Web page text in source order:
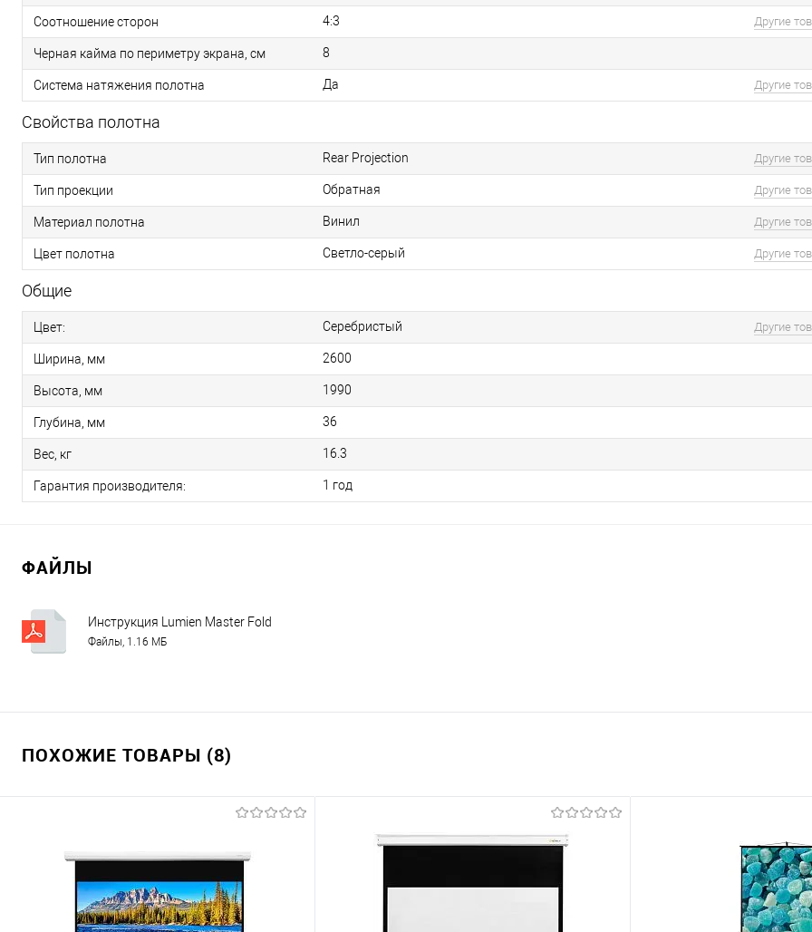
Соотношение сторон 4:3 Другие
Черная кайма по периметру экрана, см 8
Система натяжения полотна Да Другие
Свойства полотна
Тип полотна Rear Projection Другие
Тип проекции Обратная Другие
Материал полотна Винил Другие
Цвет полотна Светло-серый Другие
Общие
Цвет: Серебристый Другие
Ширина, мм 2600
Высота, мм 1990
Глубина, мм 36
Вес, кг 16.3
Гарантия производителя: 1 год
ФАЙЛЫ
Инструкция Lumien Master Fold
Файлы, 1.16 МБ
ПОХОЖИЕ ТОВАРЫ (8)